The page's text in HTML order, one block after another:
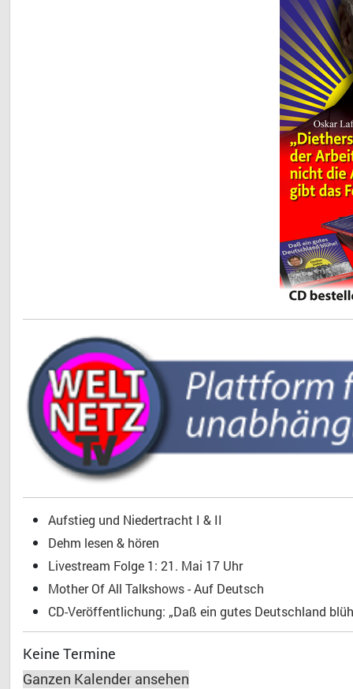
Aufstieg und Niedertracht I & II
Dehm lesen & hören
Livestream Folge 1: 21. Mai 17 Uhr
Mother Of All Talkshows - Auf Deutsch
CD-Veröffentlichung: „Daß ein gutes Deutschland
Keine Termine
Ganzen Kalender ansehen